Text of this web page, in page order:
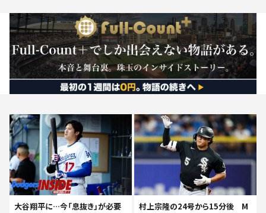
大谷翔平に…今「息抜き」が必要
村上宗隆の24号から15分後 M